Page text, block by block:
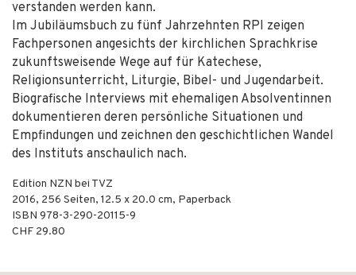
verstanden werden kann.
Im Jubiläumsbuch zu fünf Jahrzehnten RPI zeigen
Fachpersonen angesichts der kirchlichen Sprachkrise
zukunftsweisende Wege auf für Katechese,
Religionsunterricht, Liturgie, Bibel- und Jugendarbeit.
Biografische Interviews mit ehemaligen Absolventinnen
dokumentieren deren persönliche Situationen und
Empfindungen und zeichnen den geschichtlichen Wandel
des Instituts anschaulich nach.
Edition NZN bei TVZ
2016, 256 Seiten, 12.5 x 20.0 cm, Paperback
ISBN 978-3-290-20115-9
CHF 29.80